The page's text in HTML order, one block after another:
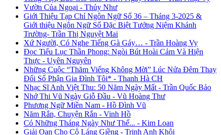
Vườn Của Ngoại - Thủy Như
Giới Thiệu Tạp Chí Ngôn Ngữ Số 36 – Tháng 3-2025 &
Giới thiệu Ngôn Ngữ Số Đặc Biệt Tưởng Niệm Khánh
Trường- Trần Thị Nguyệt Mai
Xứ Người, Có Nghe Tiếng Gà Gáy… - Trần Hoàng Vy
Đọc Tiểu Lục Thần Phong: Ngòi Bút Hoài Cảm Và Hiện
Thực - Uyên Nguyên
Những Cuộc “Thăm Viếng Không Mời” Lúc Nửa Đêm Thay
Đổi Số Phận Gia Đình Tôi* - Thanh Hà CH
Nhạc Sĩ Anh Việt Thu: 50 Năm Ngày Mất - Trần Quốc Bảo
Nhớ Thi Vũ Ngày Giỗ Đầu - Vũ Hoàng Thư
Phương Ngữ Miền Nam - Hồ Đình Vũ
Năm Rắn, Chuyện Rắn - Vinh Hồ
Có Những Tháng Ngày Như Thế... - Kim Loan
Giải Oan Cho Cô Láng Giềng - Trịnh Anh Khôi